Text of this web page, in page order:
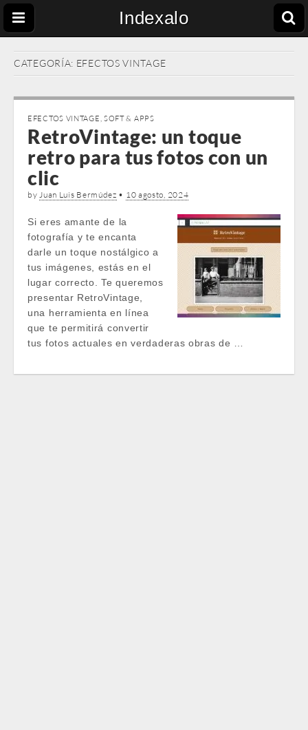
Indexalo
CATEGORÍA: EFECTOS VINTAGE
EFECTOS VINTAGE, SOFT & APPS
RetroVintage: un toque
retro para tus fotos con un
clic
byJuan Luis Bermúdez • 10 agosto, 2024
Si eres amante de la
fotografía y te encanta
darle un toque nostálgico a
tus imágenes, estás en el
lugar correcto. Te queremos
presentar RetroVintage,
una herramienta en línea
que te permitirá convertir
tus fotos actuales en verdaderas obras de …